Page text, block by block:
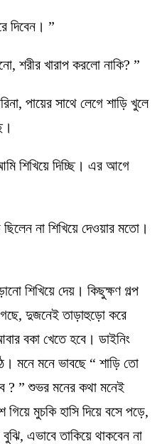
দিবেন। ”
শরীর খারাপ করলো নাকি? ”
পায়ের সাথে লেগে শাড়ি খুলে
শিখিয়ে দিচ্ছি। এর আগে
না শিখিয়ে দেওয়ার মতো।
শিখিয়ে দেয়। কিছুক্ষণ গল্প
দুজনেই তাড়াহুড়ো করে
বকা খেতে হবে। ডাইনিং
মনে মনে ভাবছে “ শাড়ি তো
? ” শুভর মনের কথা মনেই
মুচকি হাসি দিয়ে বসে পড়ে,
এভাবে তাকিয়ে থাকবেন না